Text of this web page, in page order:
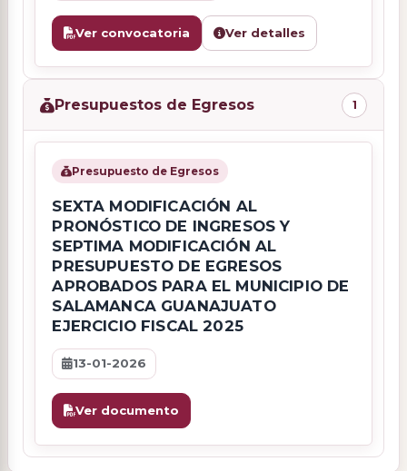
Ver convocatoria Ver detalles
Presupuestos de Egresos 1
Presupuesto de Egresos
SEXTA MODIFICACIÓN AL
PRONÓSTICO DE INGRESOS Y
SEPTIMA MODIFICACIÓN AL
PRESUPUESTO DE EGRESOS
APROBADOS PARA EL MUNICIPIO DE
SALAMANCA GUANAJUATO
EJERCICIO FISCAL 2025
13-01-2026
Ver documento